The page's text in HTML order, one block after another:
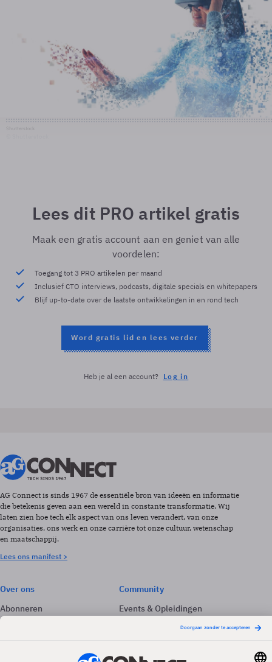
Lees dit PRO artikel gratis
Maak een gratis account aan en geniet van alle
voordelen:
Toegang tot 3 PRO artikelen per maand
Inclusief CTO interviews, podcasts, digitale specials en whitepapers
Blijf up-to-date over de laatste ontwikkelingen in en rond tech
Word gratis lid en lees verder
Heb je al een account? Log in
AG Connect is sinds 1967 de essentiële bron van ideeën en informatie
die betekenis geven aan een wereld in constante transformatie. Wij
laten zien hoe tech elk aspect van ons leven verandert, van onze
organisaties, ons werk en onze carrière tot onze cultuur, wetenschap
en maatschappij.
Lees ons manifest >
Over ons
Abonneren
Adverteren
Community
Events & Opleidingen